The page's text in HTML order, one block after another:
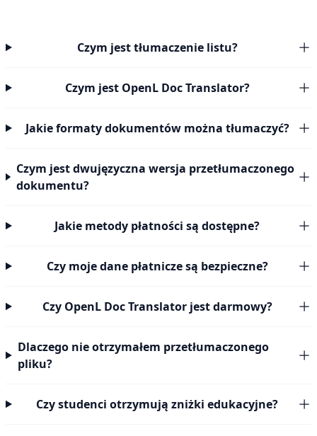
Czym jest tłumaczenie listu?
Czym jest OpenL Doc Translator?
Jakie formaty dokumentów można tłumaczyć?
Czym jest dwujęzyczna wersja przetłumaczonego
dokumentu?
Jakie metody płatności są dostępne?
Czy moje dane płatnicze są bezpieczne?
Czy OpenL Doc Translator jest darmowy?
Dlaczego nie otrzymałem przetłumaczonego
pliku?
Czy studenci otrzymują zniżki edukacyjne?